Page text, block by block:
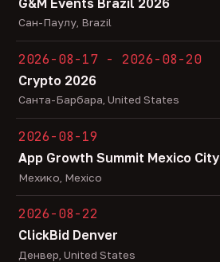
Сан-Паулу, Brazil
2026-08-17 - 2026-08-20
Crypto 2026
Санта-Барбара, United States
2026-08-19
App Growth Summit Mexico City
Мехико, Mexico
2026-08-22
ClickBid Denver
Денвер, United States